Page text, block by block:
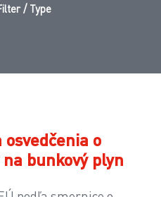
/ Type
o
bunkový plyn